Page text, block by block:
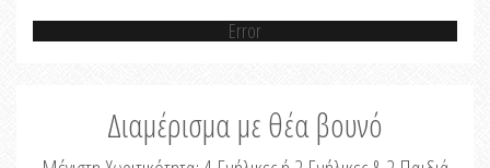
Error
Διαμέρισμα με θέα βουνό